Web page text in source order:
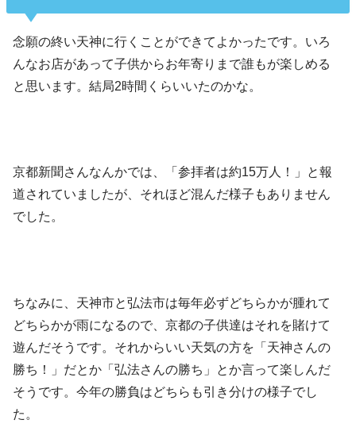
念願の終い天神に行くことができてよかったです。いろ
んなお店があって子供からお年寄りまで誰もが楽しめる
と思います。結局2時間くらいいたのかな。
京都新聞さんなんかでは、「参拝者は約15万人！」と報
道されていましたが、それほど混んだ様子もありません
でした。
ちなみに、天神市と弘法市は毎年必ずどちらかが腫れて
どちらかが雨になるので、京都の子供達はそれを賭けて
遊んだそうです。それからいい天気の方を「天神さんの
勝ち！」だとか「弘法さんの勝ち」とか言って楽しんだ
そうです。今年の勝負はどちらも引き分けの様子でし
た。